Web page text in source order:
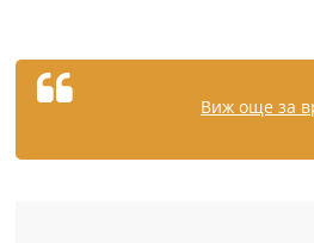
Виж още за